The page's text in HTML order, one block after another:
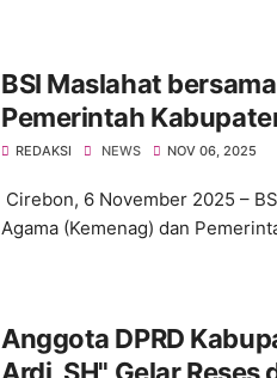
BSI Maslahat
Pemerintah
Program Kota Wakaf
REDAKSI NEWS NOV 06, 2025
Cirebon, 6 November 2025 –
Agama (Kemenag) dan
Anggota DPRD